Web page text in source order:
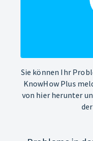
Sie können Ihr
KnowHow Plus
von hier herunter